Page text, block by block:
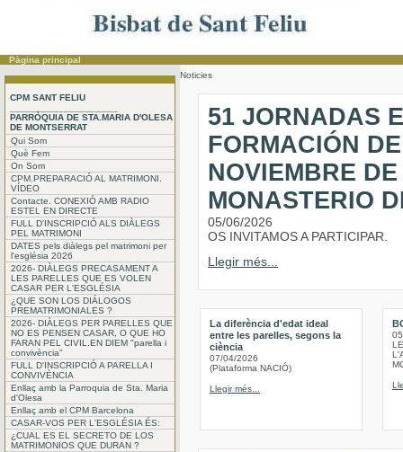
Pàgina principal
CPM SANT FELIU
PARRÒQUIA DE STA.MARIA D'OLESA
DE MONTSERRAT
Qui Som
Què Fem
On Som
CPM.PREPARACIÓ AL MATRIMONI.
VÍDEO
Contacte. CONEXIÓ AMB RADIO
ESTEL EN DIRECTE
FULL D'INSCRIPCIÓ ALS DIÀLEGS
PEL MATRIMONI
DATES pels diàlegs pel matrimoni per
l'església 2026
2026- DIÀLEGS PRECASAMENT A
LES PARELLES QUE ES VOLEN
CASAR PER L'ESGLÉSIA
¿QUE SON LOS DIÁLOGOS
PREMATRIMONIALES ?
2026- DIÀLEGS PER PARELLES QUE
NO ES PENSEN CASAR, O QUE HO
FARAN PEL CIVIL.EN DIEM "parella i
convivència"
FULL D'INSCRIPCIÓ A PARELLA I
CONVIVÈNCIA
Enllaç amb la Parroquia de Sta. Maria
d'Olesa
Enllaç amb el CPM Barcelona
CASAR-VOS PER L'ESGLÉSIA ÉS:
¿CUAL ES EL SECRETO DE LOS
MATRIMONIOS QUE DURAN ?
Noticies
51 JORNADAS
FORMACIÓN
NOVIEMBRE
MONASTERIO
05/06/2026
OS INVITAMOS A PARTICIPAR.
Llegir més...
La diferència d'edat ideal
entre les parelles, segons la
ciència
07/04/2026
(Plataforma NACIÓ)
Llegir més...